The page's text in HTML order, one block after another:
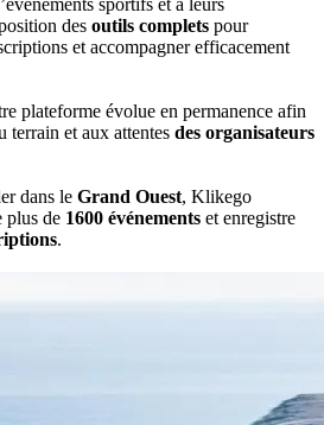
des outils complets pour
et accompagner efficacement
plateforme évolue en permanence afin
terrain et aux attentes des organisateurs
dans le Grand Ouest, Klikego
plus de 1600 événements et enregistre
.